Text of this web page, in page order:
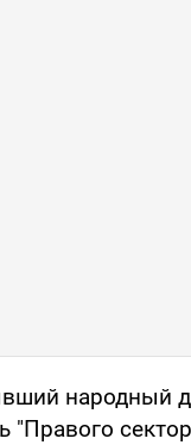
народный
"Правого